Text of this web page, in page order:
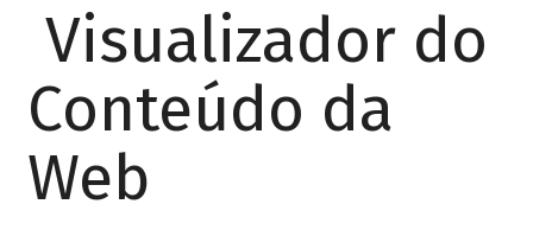
Visualizador do
Conteúdo da
Web